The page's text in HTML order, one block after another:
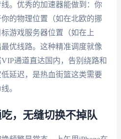
。优秀的加速器能做到：你
的物理位置（如在北欧的挪
游戏服务器位置（如在上
优线路。这种精准调度就像
通道直达国内，告别绕路和
延迟，是热血街篮这类需要
。
，无缝切换不掉队